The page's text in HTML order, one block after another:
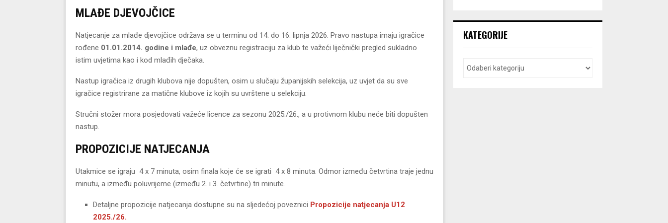
MLAĐE DJEVOJČICE
Natjecanje za mlađe djevojčice održava se u terminu od 14. do 16. lipnja 2026. Pravo nastupa imaju igračice
rođene 01.01.2014. godine i mlađe, uz obveznu registraciju za klub te važeći liječnički pregled sukladno
istim uvjetima kao i kod mlađih dječaka.
Nastup igračica iz drugih klubova nije dopušten, osim u slučaju županijskih selekcija, uz uvjet da su sve
igračice registrirane za matične klubove iz kojih su uvrštene u selekciju.
Stručni stožer mora posjedovati važeće licence za sezonu 2025./26., a u protivnom klubu neće biti dopušten
nastup.
PROPOZICIJE NATJECANJA
Utakmice se igraju 4 x 7 minuta, osim finala koje će se igrati 4 x 8 minuta. Odmor između četvrtina traje jednu
minutu, a između poluvrijeme (između 2. i 3. četvrtine) tri minute.
Detaljne propozicije natjecanja dostupne su na sljedećoj poveznici Propozicije natjecanja U12
2025./26.
KATEGORIJE